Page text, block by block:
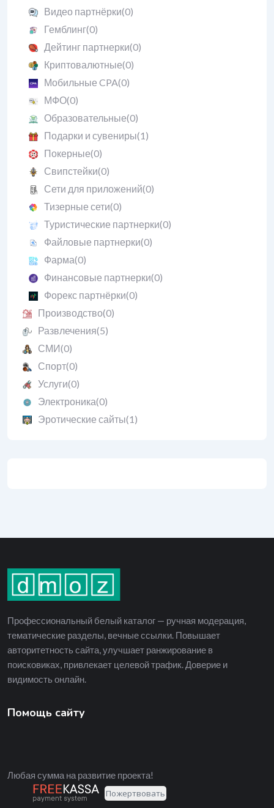
Видео партнёрки(0)
Гемблинг(0)
Дейтинг партнерки(0)
Криптовалютные(0)
Мобильные CPA(0)
МФО(0)
Образовательные(0)
Подарки и сувениры(1)
Покерные(0)
Свипстейки(0)
Сети для приложений(0)
Тизерные сети(0)
Туристические партнерки(0)
Файловые партнерки(0)
Фарма(0)
Финансовые партнерки(0)
Форекс партнёрки(0)
Производство(0)
Развлечения(5)
СМИ(0)
Спорт(0)
Услуги(0)
Электроника(0)
Эротические сайты(1)
Профессиональный белый каталог — ручная модерация,
тематические разделы, вечные ссылки. Повышает
авторитетность сайта, улучшает ранжирование в
поисковиках, привлекает целевой трафик. Доверие и
видимость онлайн.
Помощь сайту
Любая сумма на развитие проекта!